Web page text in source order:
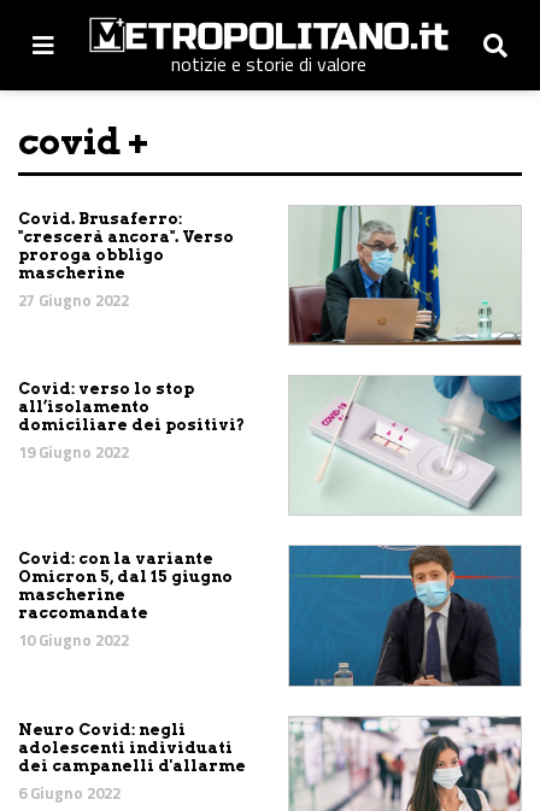
notizie e storie di valore
covid +
Covid. Brusaferro:
"crescerà ancora". Verso
proroga obbligo
mascherine
27 Giugno 2022
Covid: verso lo stop
all’isolamento
domiciliare dei positivi?
19 Giugno 2022
Covid: con la variante
Omicron 5, dal 15 giugno
mascherine
raccomandate
10 Giugno 2022
Neuro Covid: negli
adolescenti individuati
dei campanelli d'allarme
6 Giugno 2022